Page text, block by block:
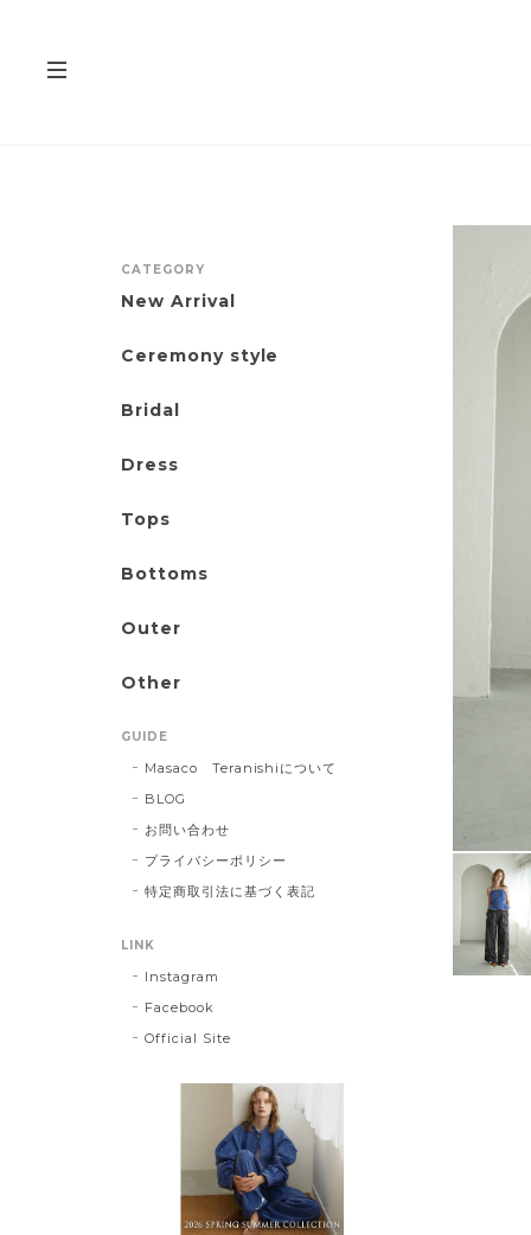
CATEGORY
New Arrival
Ceremony style
Bridal
Dress
Tops
Bottoms
Outer
Other
GUIDE
Masaco Teranishiについて
BLOG
お問い合わせ
プライバシーポリシー
特定商取引法に基づく表記
LINK
Instagram
Facebook
Official Site